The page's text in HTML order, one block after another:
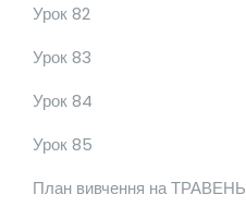
Урок 82
Урок 83
Урок 84
Урок 85
План вивчення на ТРАВЕНЬ